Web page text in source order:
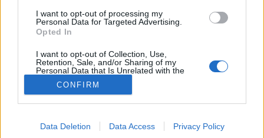
I want to opt-out of processing my
Personal Data for Targeted Advertising.
Opted In
I want to opt-out of Collection, Use,
Retention, Sale, and/or Sharing of my
Personal Data that Is Unrelated with the
Purposes for which it was collected.
Opted Out
CONFIRM
Data Deletion Data Access Privacy Policy
Testmozgás